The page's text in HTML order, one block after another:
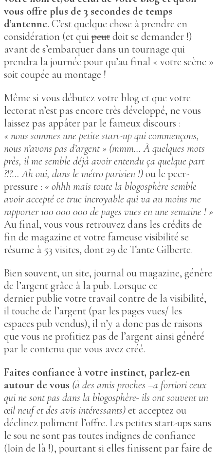
vous offre plus de 3 secondes de temps
d’antenne. C’est quelque chose à prendre en
considération (et quipeutdoit se demander !)
avant de s’embarquer dans un tournage qui
prendra la journée pour qu’au final « votre scène »
soit coupée au montage !
Même si vous débutez votre blog et que votre
lectorat n’est pas encore très développé, ne vous
laissez pas appâter par le fameux discours :
« nous sommes une petite start-up qui commençons,
nous n’avons pas d’argent » (mmm… À quelques mots
près, il me semble déjà avoir entendu ça quelque part
?!?… Ah oui, dans le métro parisien !)ou le peer-
pressure : « ohhh mais toute la blogosphère semble
avoir accepté ce truc incroyable qui va au moins me
rapporter 100 000 000 de pages vues en une semaine ! »
Au final, vous vous retrouvez dans les crédits de
fin de magazine et votre fameuse visibilité se
résume à 53 visites, dont 29 de Tante Gilberte.
Bien souvent, un site, journal ou magazine, génère
de l’argent grâce à la pub. Lorsque ce
dernier publie votre travail contre de la visibilité,
il touche de l’argent (par les pages vues/ les
espaces pub vendus), il n’y a donc pas de raisons
que vous ne profitiez pas de l’argent ainsi généré
par le contenu que vous avez créé.
Faites confiance à votre instinct, parlez-en
autour de vous (à des amis proches –a fortiori ceux
qui ne sont pas dans la blogosphère- ils ont souvent un
œil neuf et des avis intéressants)et acceptez ou
déclinez poliment l’offre. Les petites start-ups sans
le sou ne sont pas toutes indignes de confiance
(loin de là !), pourtant si elles finissent par faire de